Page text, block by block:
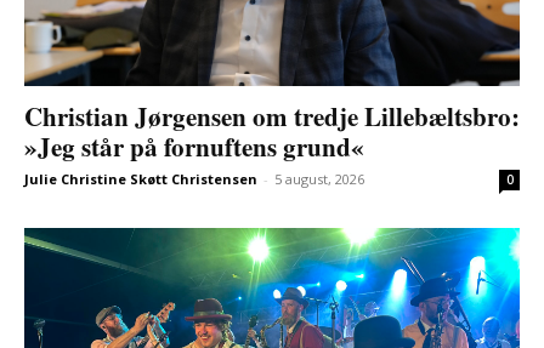
Christian Jørgensen om tredje Lillebæltsbro:
»Jeg står på fornuftens grund«
Julie Christine Skøtt Christensen - 5 august, 2026 0